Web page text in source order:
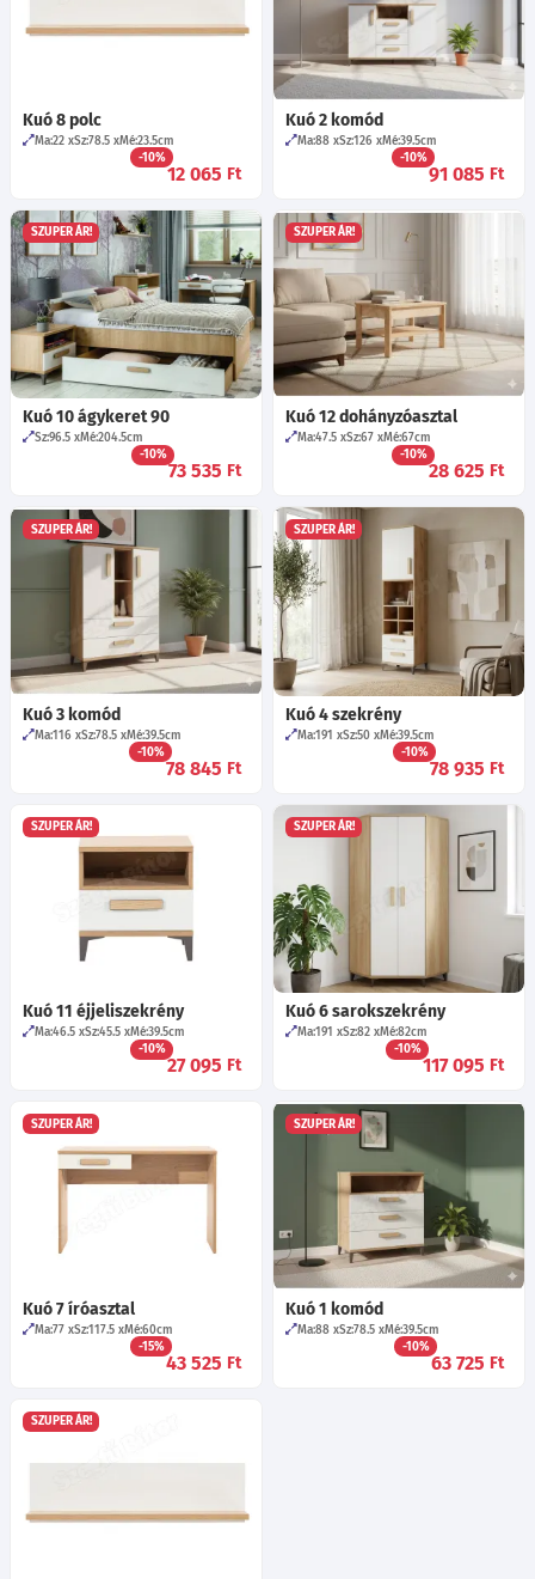
Kuó 8 polc
Ma:22 Sz:78.5 Mé:23.5cm
-10%
12 065 Ft
Kuó 2 komód
Ma:88 Sz:126 Mé:39.5cm
-10%
91 085 Ft
SZUPER ÁR!
Kuó 10 ágykeret 90
Sz:96.5 Mé:204.5cm
-10%
73 535 Ft
SZUPER ÁR!
Kuó 12 dohányzóasztal
Ma:47.5 Sz:67 Mé:67cm
-10%
28 625 Ft
SZUPER ÁR!
Kuó 3 komód
Ma:116 Sz:78.5 Mé:39.5cm
-10%
78 845 Ft
SZUPER ÁR!
Kuó 4 szekrény
Ma:191 Sz:50 Mé:39.5cm
-10%
78 935 Ft
SZUPER ÁR!
Kuó 11 éjjeliszekrény
Ma:46.5 Sz:45.5 Mé:39.5cm
-10%
27 095 Ft
SZUPER ÁR!
Kuó 6 sarokszekrény
Ma:191 Sz:82 Mé:82cm
-10%
117 095 Ft
SZUPER ÁR!
Kuó 7 íróasztal
Ma:77 Sz:117.5 Mé:60cm
-15%
43 525 Ft
SZUPER ÁR!
Kuó 1 komód
Ma:88 Sz:78.5 Mé:39.5cm
-10%
63 725 Ft
SZUPER ÁR!